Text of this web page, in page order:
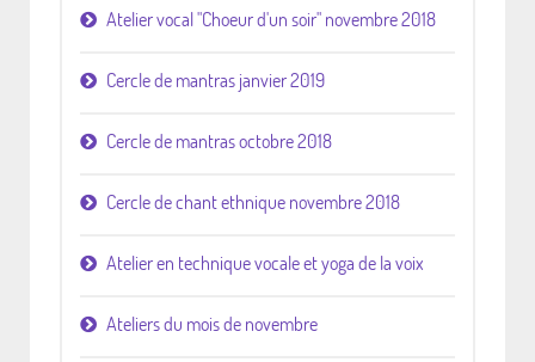
Atelier vocal "Choeur d'un soir" novembre 2018
Cercle de mantras janvier 2019
Cercle de mantras octobre 2018
Cercle de chant ethnique novembre 2018
Atelier en technique vocale et yoga de la voix
Ateliers du mois de novembre